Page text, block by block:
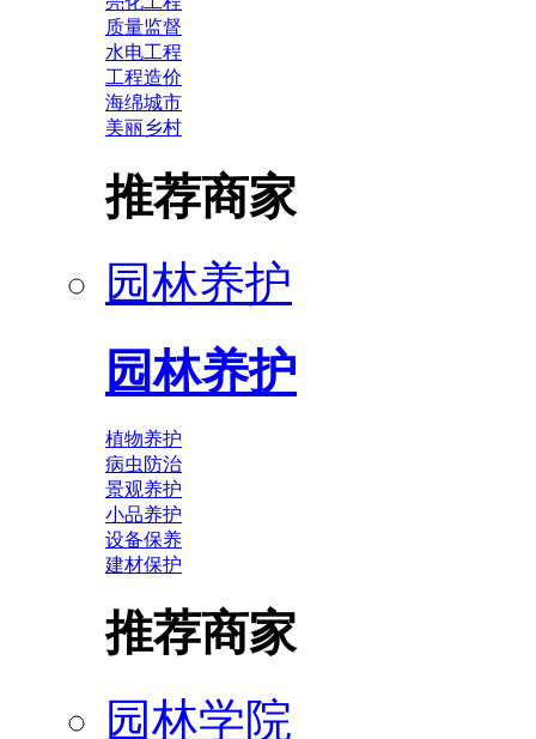
质量监督
水电工程
工程造价
海绵城市
美丽乡村
推荐商家
园林养护
园林养护
植物养护
病虫防治
景观养护
小品养护
设备保养
建材保护
推荐商家
园林学院